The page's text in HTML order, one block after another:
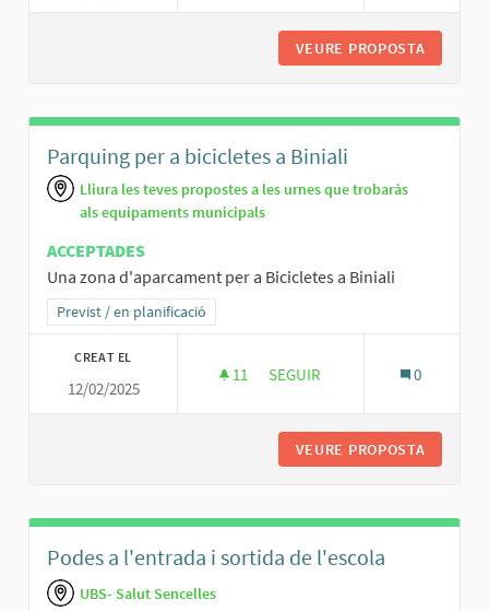
VEURE PROPOSTA
Parquing per a bicicletes a Biniali
Lliura les teves propostes a les urnes que trobaràs
als equipaments municipals
ACCEPTADES
Una zona d'aparcament per a Bicicletes a Biniali
Resultats al filtrar per la categoria: Previst / en planificació
Previst / en planificació
CREAT EL
12/02/2025
11 11 SEGUIDORES
SEGUIR 0
VEURE PROPOSTA
Podes a l'entrada i sortida de l'escola
UBS- Salut Sencelles